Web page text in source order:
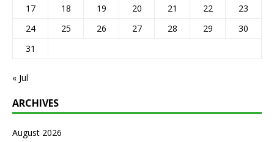
17
18 19 20 21 22
23
24
25 26 27 28 29
30
31
« Jul
ARCHIVES
August 2026